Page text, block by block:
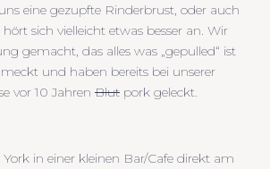
eine gezupfte Rinderbrust, oder auch
hört sich vielleicht etwas besser an. Wir
gemacht, das alles was „gepulled“ ist
und haben bereits bei unserer
vor 10 Jahren Blut pork geleckt.
in einer kleinen Bar/Cafe direkt am